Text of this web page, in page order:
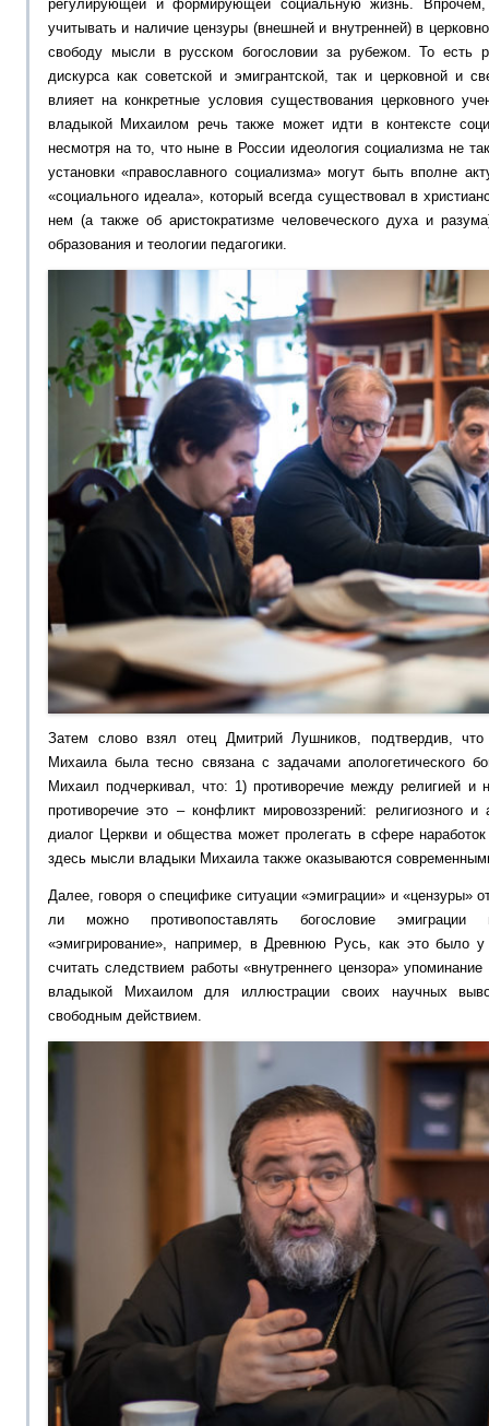
регулирующей и формирующей социальную жизнь.
учитывать и наличие цензуры (внешней и внутренней) в
свободу мысли в русском богословии за рубежом. То есть
дискурса как советской и эмигрантской, так и церковной и
влияет на конкретные условия существования церковного
владыкой Михаилом речь также может идти в контексте
несмотря на то, что ныне в России идеология социализма не
установки «православного социализма» могут быть вполне
«социального идеала», который всегда существовал в
нем (а также об аристократизме человеческого духа и
образования и теологии педагогики.
Затем слово взял отец Дмитрий Лушников, подтвердив,
Михаила была тесно связана с задачами апологетического
Михаил подчеркивал, что: 1) противоречие между религией
противоречие это – конфликт мировоззрений: религиозного
диалог Церкви и общества может пролегать в сфере
здесь мысли владыки Михаила также оказываются
Далее, говоря о специфике ситуации «эмиграции» и «цензуры»
ли можно противопоставлять богословие эмиграции
«эмигрирование», например, в Древнюю Русь, как это было
считать следствием работы «внутреннего цензора»
владыкой Михаилом для иллюстрации своих научных
свободным действием.